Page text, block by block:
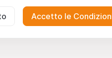
i documenti (i
finalità informative e
del sito web e non possono
Accetto le